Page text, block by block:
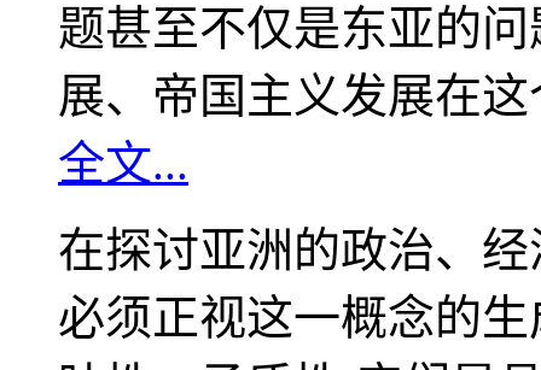
题甚至不仅是东亚的
展、帝国主义发展在
全文...
在探讨亚洲的政治、
必须正视这一概念的